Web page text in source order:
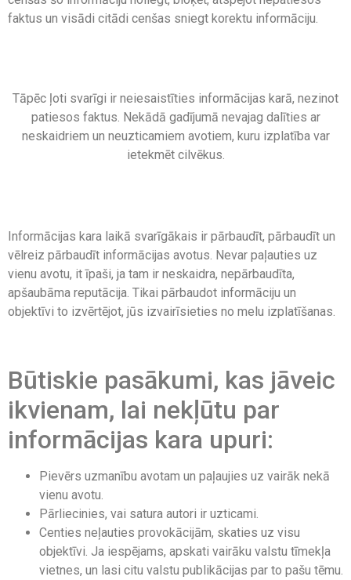
faktus un visādi citādi cenšas sniegt korektu informāciju.
Tāpēc ļoti svarīgi ir neiesaistīties informācijas karā, nezinot
patiesos faktus. Nekādā gadījumā nevajag dalīties ar
neskaidriem un neuzticamiem avotiem, kuru izplatība var
ietekmēt cilvēkus.
Informācijas kara laikā svarīgākais ir pārbaudīt, pārbaudīt un
vēlreiz pārbaudīt informācijas avotus. Nevar paļauties uz
vienu avotu, it īpaši, ja tam ir neskaidra, nepārbaudīta,
apšaubāma reputācija. Tikai pārbaudot informāciju un
objektīvi to izvērtējot, jūs izvairīsieties no melu izplatīšanas.
Būtiskie pasākumi, kas jāveic
ikvienam, lai nekļūtu par
informācijas kara upuri:
Pievērs uzmanību avotam un paļaujies uz vairāk nekā
vienu avotu.
Pārliecinies, vai satura autori ir uzticami.
Centies neļauties provokācijām, skaties uz visu
objektīvi. Ja iespējams, apskati vairāku valstu tīmekļa
vietnes, un lasi citu valstu publikācijas par to pašu tēmu.